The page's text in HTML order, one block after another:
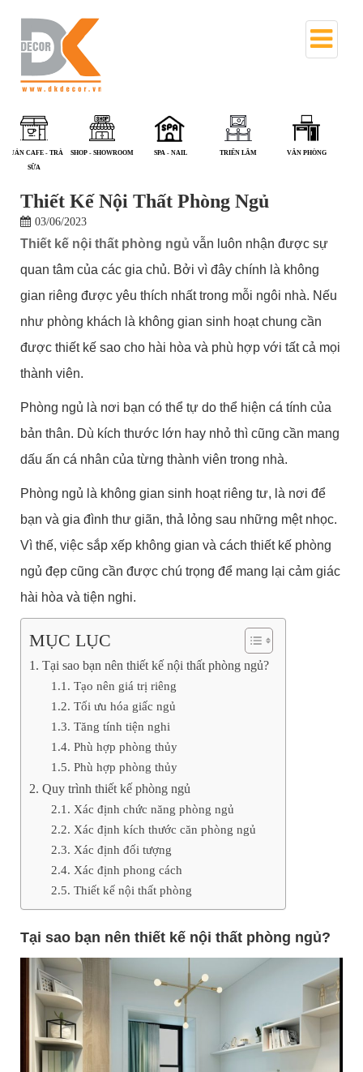
NHÀ PHỐ
PHÒNG KHÁM - NHÀ
QUÁN ĂN
QUÁN CAFE - TRÀ
SHOP - SHOWROOM
Thiết Kế Nội Thất Phòng Ngủ
03/06/2023
Thiết kế nội thất phòng ngủ vẫn luôn nhận được sự
quan tâm của các gia chủ. Bởi vì đây chính là không
gian riêng được yêu thích nhất trong mỗi ngôi nhà. Nếu
như phòng khách là không gian sinh hoạt chung cần
được thiết kế sao cho hài hòa và phù hợp với tất cả mọi
thành viên.
Phòng ngủ là nơi bạn có thể tự do thể hiện cá tính của
bản thân. Dù kích thước lớn hay nhỏ thì cũng cần mang
dấu ấn cá nhân của từng thành viên trong nhà.
Phòng ngủ là không gian sinh hoạt riêng tư, là nơi để
bạn và gia đình thư giãn, thả lỏng sau những mệt nhọc.
Vì thế, việc sắp xếp không gian và cách thiết kế phòng
ngủ đẹp cũng cần được chú trọng để mang lại cảm giác
hài hòa và tiện nghi.
MỤC LỤC
Tại sao bạn nên thiết kế nội thất phòng ngủ?
Tạo nên giá trị riêng
Tối ưu hóa giấc ngủ
Tăng tính tiện nghi
Phù hợp phòng thủy
Phù hợp phòng thủy
Quy trình thiết kế phòng ngủ
Xác định chức năng phòng ngủ
Xác định kích thước căn phòng ngủ
Xác định đối tượng
Xác định phong cách
Thiết kế nội thất phòng
Tại sao bạn nên thiết kế nội thất phòng ngủ?